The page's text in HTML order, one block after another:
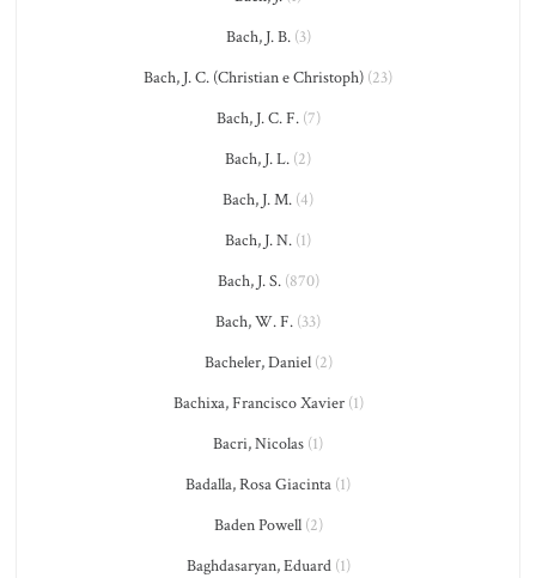
Bach, J. B.(3)
Bach, J. C. (Christian e Christoph) (23)
Bach, J. C. F.(7)
Bach, J. L. (2)
Bach, J. M. (4)
Bach, J. N. (1)
Bach, J. S.(870)
Bach, W. F. (33)
Bacheler, Daniel(2)
Bachixa, Francisco Xavier(1)
Bacri, Nicolas (1)
Badalla, Rosa Giacinta (1)
Baden Powell(2)
Baghdasaryan, Eduard(1)